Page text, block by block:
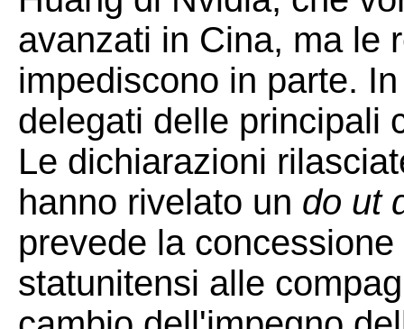
avanzati in Cina, ma le
impediscono in parte.
delegati delle principali
Le dichiarazioni
hanno rivelato un do ut
prevede la
statunitensi alle